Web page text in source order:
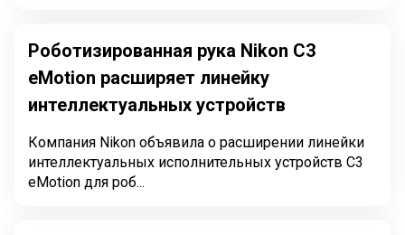
Роботизированная рука Nikon C3
eMotion расширяет линейку
интеллектуальных устройств
Компания Nikon объявила о расширении линейки
интеллектуальных исполнительных устройств C3
eMotion для роб...